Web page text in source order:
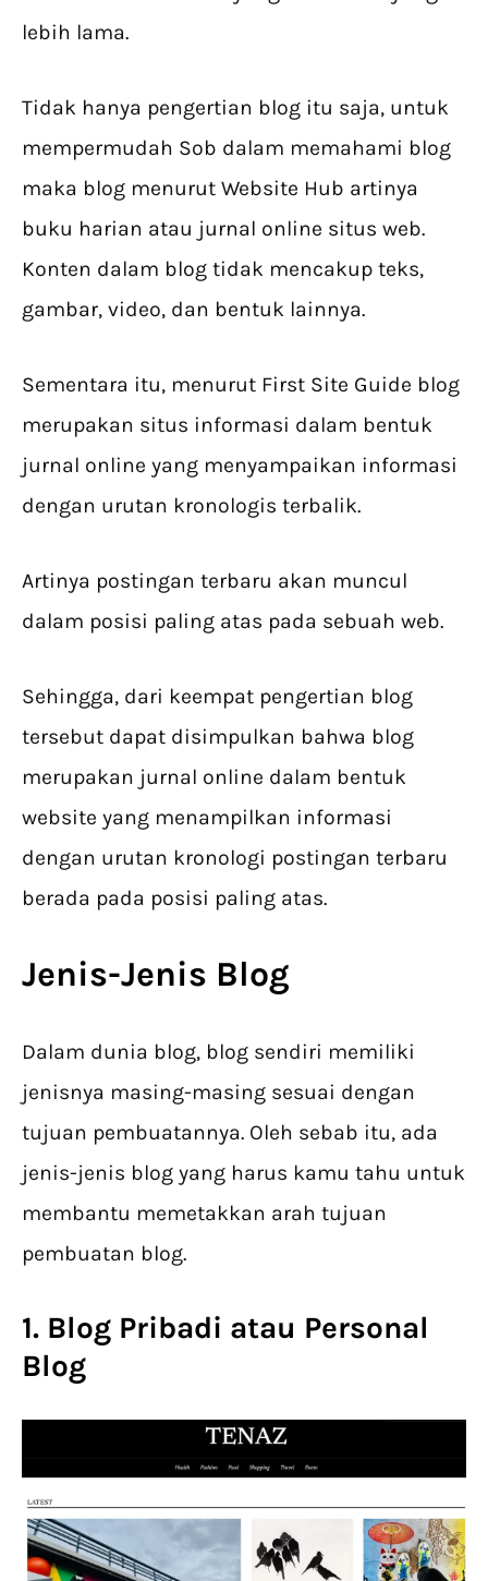
lebih lama.
Tidak hanya pengertian blog itu saja, untuk
mempermudah Sob dalam memahami blog
maka blog menurut Website Hub artinya
buku harian atau jurnal online situs web.
Konten dalam blog tidak mencakup teks,
gambar, video, dan bentuk lainnya.
Sementara itu, menurut First Site Guide blog
merupakan situs informasi dalam bentuk
jurnal online yang menyampaikan informasi
dengan urutan kronologis terbalik.
Artinya postingan terbaru akan muncul
dalam posisi paling atas pada sebuah web.
Sehingga, dari keempat pengertian blog
tersebut dapat disimpulkan bahwa blog
merupakan jurnal online dalam bentuk
website yang menampilkan informasi
dengan urutan kronologi postingan terbaru
berada pada posisi paling atas.
Jenis-Jenis Blog
Dalam dunia blog, blog sendiri memiliki
jenisnya masing-masing sesuai dengan
tujuan pembuatannya. Oleh sebab itu, ada
jenis-jenis blog yang harus kamu tahu untuk
membantu memetakkan arah tujuan
pembuatan blog.
1. Blog Pribadi atau Personal
Blog